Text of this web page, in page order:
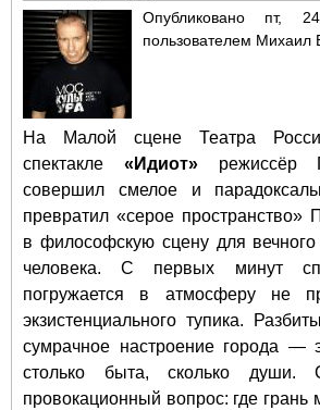
Опубликовано пт,
пользователем Михаил
На Малой сцене Театра
спектакле «Идиот»режиссёр
совершил смелое и
превратил «серое пространство»
в философскую сцену для
человека. С первых минут
погружается в атмосферу не
экзистенциального тупика.
сумрачное настроение города —
столько быта, сколько души.
провокационный вопрос: где